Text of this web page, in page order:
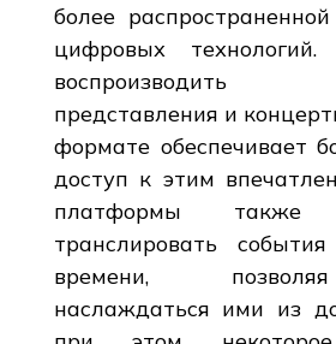
более
цифровых технологий.
воспроизводить
представления и
формате обеспечивает
доступ к этим
платформы также
транслировать
времени,
наслаждаться ими из